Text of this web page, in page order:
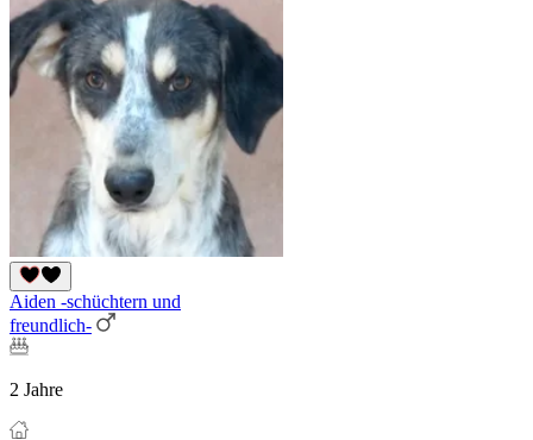
Aiden -schüchtern und
freundlich-
2 Jahre